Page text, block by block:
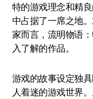
特的游戏理念和精
中占据了一席之地
家而言，流明物语
入了解的作品。
游戏的故事设定独
人着迷的游戏世界